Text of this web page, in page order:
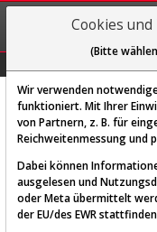
Diese
Cookies
(Bitte
Wir verwenden
funktioniert. Mit Ihrer
von Partnern, z. B. für
Reichweitenmessung und
Dabei können
ausgelesen und
oder Meta übermittelt
der EU/des EWR